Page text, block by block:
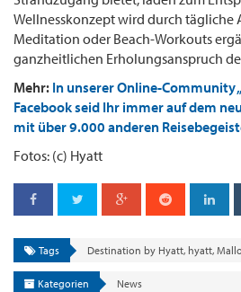
Wellnesskonzept wird durch tägliche
Meditation oder Beach-Workouts
ganzheitlichen Erholungsanspruch
Mehr: In unserer Online-Community
Facebook seid Ihr immer auf dem
mit über 9.000 anderen
Fotos: (c) Hyatt
Tags Destination by Hyatt, hyatt,
Kategorien News